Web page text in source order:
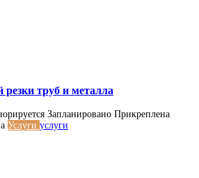
резки труб и металла
Запланировано Прикреплена
Услуги услуги